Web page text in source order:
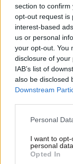
section to
opt-out request is
interest-based
us or personal
your opt-out. You
disclosure of
IAB’s list of
also be disclosed
Downstream
Please note that
not limited to
grant or deny
use your data for
Personal
I want to
personal data.
Opted In